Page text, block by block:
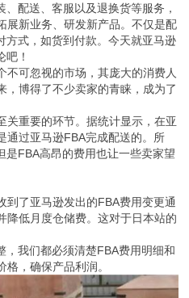
配送、客服以及退换货等服务，
展新业务、研发新产品。不仅是配
方式，如货到付款。今天就亚马逊
吧！
不可忽视的市场，其庞大的消费人
，博得了不少卖家的青睐，成为了
关重要的环节。据统计显示，在亚
通过亚马逊FBA完成配送的。所
是FBA高昂的费用也让一些卖家望
到了亚马逊发出的FBA费用变更通
降低月度仓储费。这对于日本站的
，我们都必须清楚FBA费用明细和
，确保产品利润。